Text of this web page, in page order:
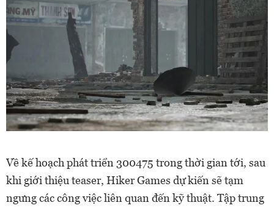
Về kế hoạch phát triển 300475 trong thời gian tới, sau
khi giới thiệu teaser, Hiker Games dự kiến sẽ tạm
ngưng các công việc liên quan đến kỹ thuật. Tập trung